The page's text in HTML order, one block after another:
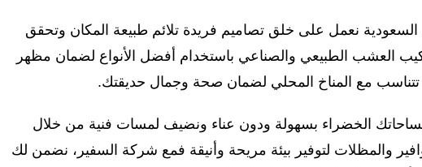
نعمل على خلق تصاميم فريدة تلائم طبيعة المكان وتحقق
العشب الطبيعي والصناعي باستخدام أفضل الأنواع لضمان مظهر
تتناسب مع المناخ المحلي لضمان صحة وجمال حديقتك.
الخضراء بسهولة ودون عناء ونضيف لمسات فنية من خلال
والمظلات لتوفير بيئة مريحة وأنيقة فمع شركة السفير، نضمن لك